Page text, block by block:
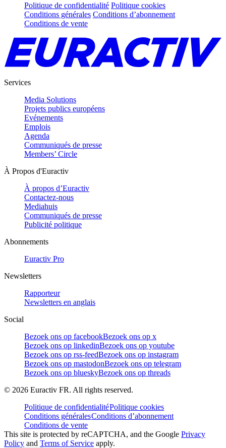
Politique de confidentialité Politique cookies
Conditions générales Conditions d’abonnement
Conditions de vente
Services
Media Solutions
Projets publics européens
Evénements
Emplois
Agenda
Communiqués de presse
Members’ Circle
À Propos d'Euractiv
À propos d’Euractiv
Contactez-nous
Mediahuis
Communiqués de presse
Publicité politique
Abonnements
Euractiv Pro
Newsletters
Rapporteur
Newsletters en anglais
Social
Bezoek ons op facebookBezoek ons op x
Bezoek ons op linkedinBezoek ons op youtube
Bezoek ons op rss-feedBezoek ons op instagram
Bezoek ons op mastodonBezoek ons op telegram
Bezoek ons op blueskyBezoek ons op threads
© 2026 Euractiv FR. All rights reserved.
Politique de confidentialitéPolitique cookies
Conditions généralesConditions d’abonnement
Conditions de vente
This site is protected by reCAPTCHA, and the Google Privacy
Policy and Terms of Service apply.